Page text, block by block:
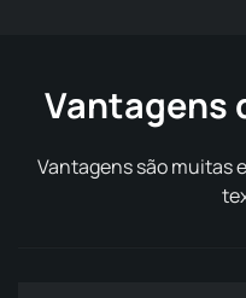
Vantagens
Vantagens são muitas